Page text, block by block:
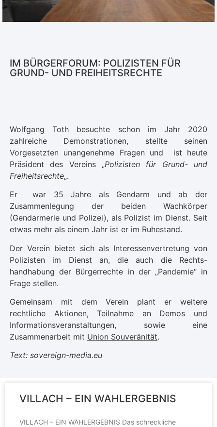
IM BÜRGERFORUM: POLIZISTEN FÜR
GRUND- UND FREIHEITSRECHTE
Wolfgang Toth besuchte schon im Jahr 2020
zahlreiche Demonstrationen, stellte seinen
Vorgesetzten unangenehme Fragen und ist heute
Präsident des Vereins „Polizisten für Grund- und
Freiheitsrechte„.
Er war 35 Jahre als Gendarm und ab der
Zusammenlegung der beiden Wachkörper
(Gendarmerie und Polizei), als Polizist im Dienst. Seit
etwas mehr als einem Jahr ist er im Ruhestand.
Der Verein bietet sich als Interessenvertretung von
Polizisten im Dienst an, die auch die Rechts-
handhabung der Bürgerrechte in der „Pandemie“ in
Frage stellen.
Gemeinsam mit dem Verein plant er weitere
rechtliche Aktionen, Teilnahme an Demos und
Informationsveranstaltungen, sowie eine
Zusammenarbeit mit Union Souveränität.
Text: sovereign-media.eu
VILLACH – EIN WAHLERGEBNIS
VILLACH – EIN WAHLERGEBNIS Das schreckliche